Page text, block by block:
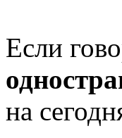
Если
на